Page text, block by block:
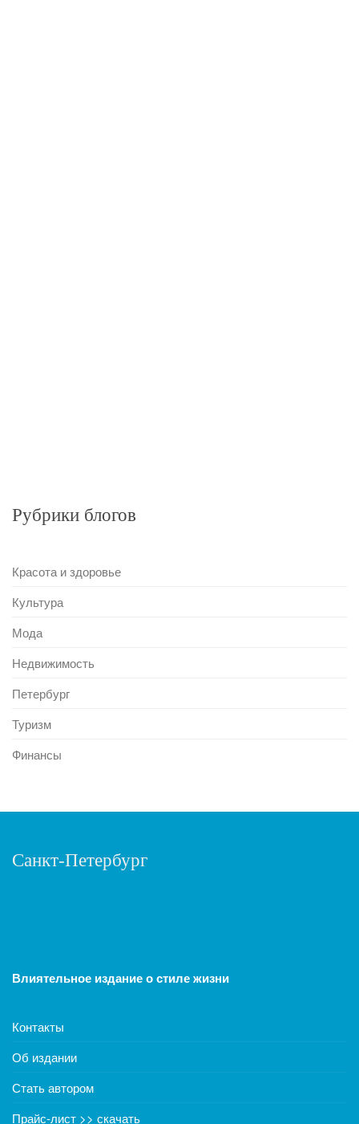
Рубрики блогов
Красота и здоровье
Культура
Мода
Недвижимость
Петербург
Туризм
Финансы
Санкт-Петербург
Влиятельное издание о стиле жизни
Контакты
Об издании
Стать автором
Прайс-лист >> скачать